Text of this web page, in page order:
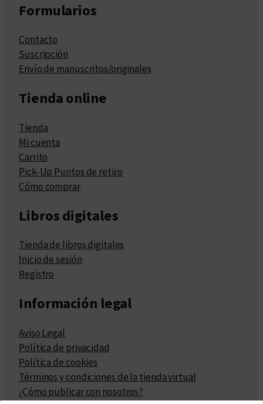
Formularios
Contacto
Suscripción
Envío de manuscritos/originales
Tienda online
Tienda
Mi cuenta
Carrito
Pick-Up Puntos de retiro
Cómo comprar
Libros digitales
Tienda de libros digitales
Inicio de sesión
Registro
Información legal
Aviso Legal
Política de privacidad
Política de cookies
Términos y condiciones de la tienda virtual
¿Cómo publicar con nosotros?